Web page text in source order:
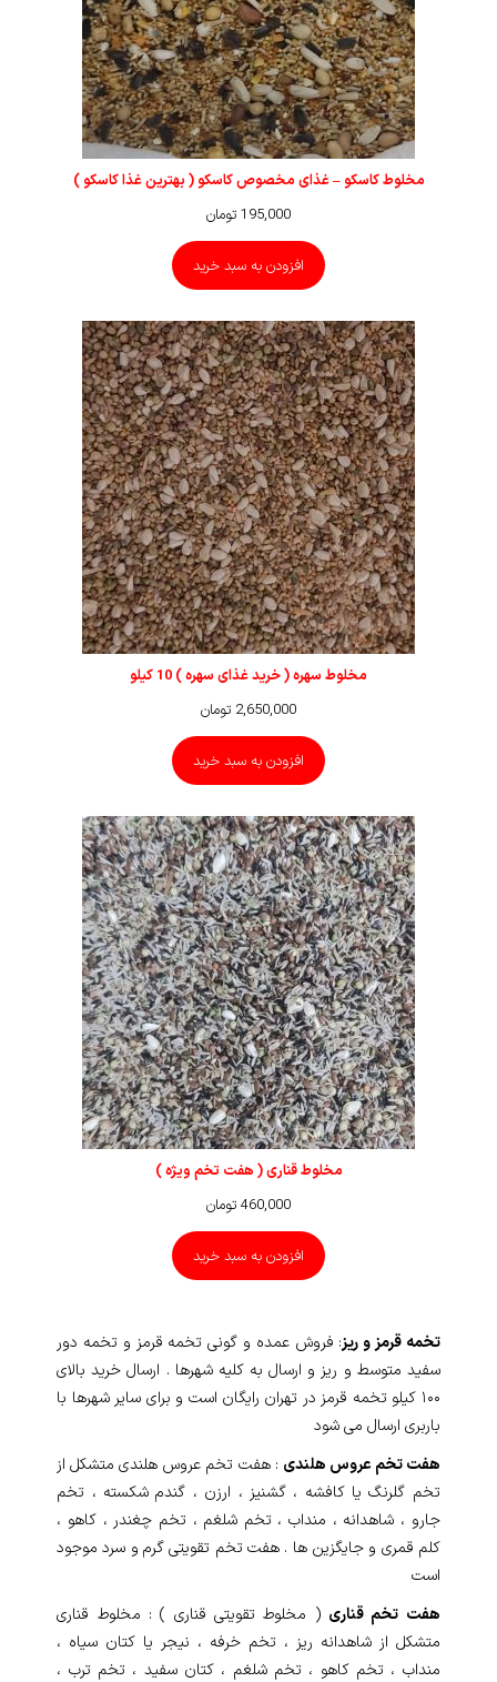
مخلوط کاسکو – غذای مخصوص کاسکو ( بهترین غذا کاسکو )
195,000 تومان
افزودن به سبد خرید
مخلوط سهره ( خرید غذای سهره ) 10 کیلو
2,650,000 تومان
افزودن به سبد خرید
مخلوط قناری ( هفت تخم ویژه )
460,000 تومان
افزودن به سبد خرید
تخمه قرمز و ریز: فروش عمده و گونی تخمه قرمز و تخمه دور
سفید متوسط و ریز و ارسال به کلیه شهرها . ارسال خرید بالای
۱۰۰ کیلو تخمه قرمز در تهران رایگان است و برای سایر شهرها با
باربری ارسال می شود
هفت تخم عروس هلندی : هفت تخم عروس هلندی متشکل از
تخم گلرنگ یا کافشه ، گشنیز ، ارزن ، گندم شکسته ، تخم
جارو ، شاهدانه ، منداب ، تخم شلغم ، تخم چغندر ، کاهو ،
کلم قمری و جایگزین ها . هفت تخم تقویتی گرم و سرد موجود
است
هفت تخم قناری ( مخلوط تقویتی قناری ) : مخلوط قناری
متشکل از شاهدانه ریز ، تخم خرفه ، نیجر یا کتان سیاه ،
منداب ، تخم کاهو ، تخم شلغم ، کتان سفید ، تخم ترب ،